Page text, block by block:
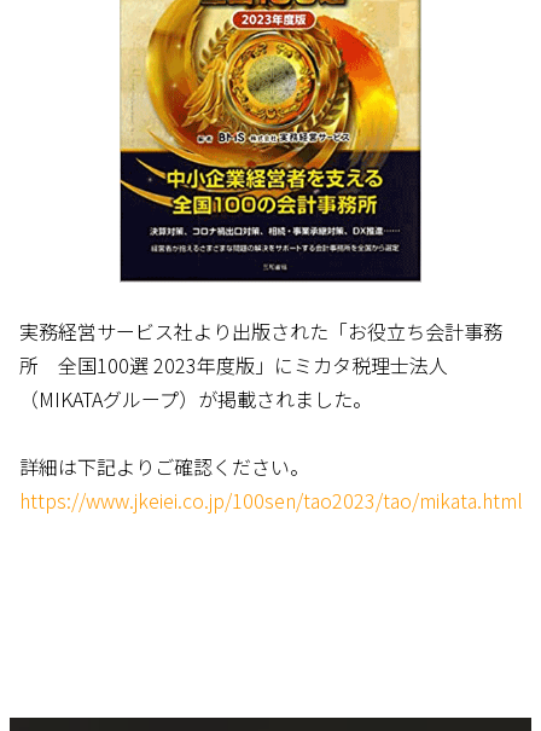
実務経営サービス社より出版された「お役立ち会計事務
所 全国100選 2023年度版」にミカタ税理士法人
（MIKATAグループ）が掲載されました。
詳細は下記よりご確認ください。
https://www.jkeiei.co.jp/100sen/tao2023/tao/mikata.html